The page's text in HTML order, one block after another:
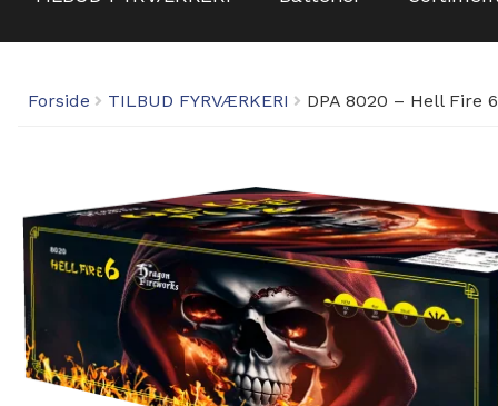
Forside TILBUD FYRVÆRKERI DPA 8020 – Hell Fire